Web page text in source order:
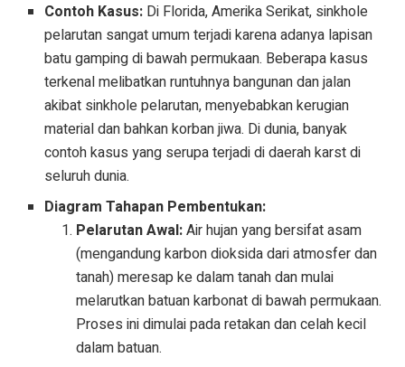
Contoh Kasus: Di Florida, Amerika Serikat, sinkhole
pelarutan sangat umum terjadi karena adanya lapisan
batu gamping di bawah permukaan. Beberapa kasus
terkenal melibatkan runtuhnya bangunan dan jalan
akibat sinkhole pelarutan, menyebabkan kerugian
material dan bahkan korban jiwa. Di dunia, banyak
contoh kasus yang serupa terjadi di daerah karst di
seluruh dunia.
Diagram Tahapan Pembentukan:
Pelarutan Awal:Air hujan yang bersifat asam
(mengandung karbon dioksida dari atmosfer dan
tanah) meresap ke dalam tanah dan mulai
melarutkan batuan karbonat di bawah permukaan.
Proses ini dimulai pada retakan dan celah kecil
dalam batuan.